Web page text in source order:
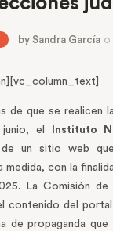
bySandra García
de que se realicen
el
Instituto
un sitio web que
medida, con la
La Comisión de
contenido del
de propaganda